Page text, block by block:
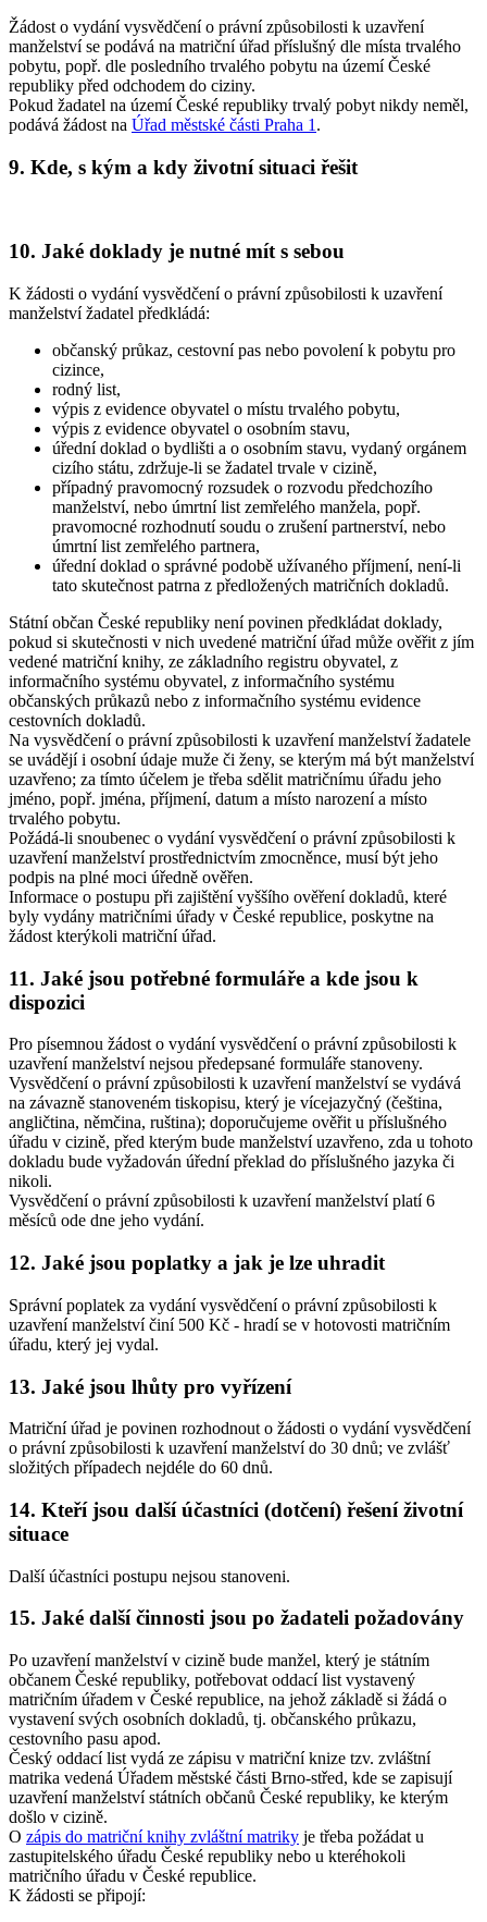
Žádost o vydání vysvědčení o právní způsobilosti k uzavření
manželství se podává na matriční úřad příslušný dle místa trvalého
pobytu, popř. dle posledního trvalého pobytu na území České
republiky před odchodem do ciziny.
Pokud žadatel na území České republiky trvalý pobyt nikdy neměl,
podává žádost na Úřad městské části Praha 1 .
9. Kde, s kým a kdy životní situaci řešit
10. Jaké doklady je nutné mít s sebou
K žádosti o vydání vysvědčení o právní způsobilosti k uzavření
manželství žadatel předkládá:
občanský průkaz, cestovní pas nebo povolení k pobytu pro
cizince,
rodný list,
výpis z evidence obyvatel o místu trvalého pobytu,
výpis z evidence obyvatel o osobním stavu,
úřední doklad o bydlišti a o osobním stavu, vydaný orgánem
cizího státu, zdržuje-li se žadatel trvale v cizině,
případný pravomocný rozsudek o rozvodu předchozího
manželství, nebo úmrtní list zemřelého manžela, popř.
pravomocné rozhodnutí soudu o zrušení partnerství, nebo
úmrtní list zemřelého partnera,
úřední doklad o správné podobě užívaného příjmení, není-li
tato skutečnost patrna z předložených matričních dokladů.
Státní občan České republiky není povinen předkládat doklady,
pokud si skutečnosti v nich uvedené matriční úřad může ověřit z jím
vedené matriční knihy, ze základního registru obyvatel, z
informačního systému obyvatel, z informačního systému
občanských průkazů nebo z informačního systému evidence
cestovních dokladů.
Na vysvědčení o právní způsobilosti k uzavření manželství žadatele
se uvádějí i osobní údaje muže či ženy, se kterým má být manželství
uzavřeno; za tímto účelem je třeba sdělit matričnímu úřadu jeho
jméno, popř. jména, příjmení, datum a místo narození a místo
trvalého pobytu.
Požádá-li snoubenec o vydání vysvědčení o právní způsobilosti k
uzavření manželství prostřednictvím zmocněnce, musí být jeho
podpis na plné moci úředně ověřen.
Informace o postupu při zajištění vyššího ověření dokladů, které
byly vydány matričními úřady v České republice, poskytne na
žádost kterýkoli matriční úřad.
11. Jaké jsou potřebné formuláře a kde jsou k
dispozici
Pro písemnou žádost o vydání vysvědčení o právní způsobilosti k
uzavření manželství nejsou předepsané formuláře stanoveny.
Vysvědčení o právní způsobilosti k uzavření manželství se vydává
na závazně stanoveném tiskopisu, který je vícejazyčný (čeština,
angličtina, němčina, ruština); doporučujeme ověřit u příslušného
úřadu v cizině, před kterým bude manželství uzavřeno, zda u tohoto
dokladu bude vyžadován úřední překlad do příslušného jazyka či
nikoli.
Vysvědčení o právní způsobilosti k uzavření manželství platí 6
měsíců ode dne jeho vydání.
12. Jaké jsou poplatky a jak je lze uhradit
Správní poplatek za vydání vysvědčení o právní způsobilosti k
uzavření manželství činí 500 Kč - hradí se v hotovosti matričním
úřadu, který jej vydal.
13. Jaké jsou lhůty pro vyřízení
Matriční úřad je povinen rozhodnout o žádosti o vydání vysvědčení
o právní způsobilosti k uzavření manželství do 30 dnů; ve zvlášť
složitých případech nejdéle do 60 dnů.
14. Kteří jsou další účastníci (dotčení) řešení životní
situace
Další účastníci postupu nejsou stanoveni.
15. Jaké další činnosti jsou po žadateli požadovány
Po uzavření manželství v cizině bude manžel, který je státním
občanem České republiky, potřebovat oddací list vystavený
matričním úřadem v České republice, na jehož základě si žádá o
vystavení svých osobních dokladů, tj. občanského průkazu,
cestovního pasu apod.
Český oddací list vydá ze zápisu v matriční knize tzv. zvláštní
matrika vedená Úřadem městské části Brno-střed, kde se zapisují
uzavření manželství státních občanů České republiky, ke kterým
došlo v cizině.
O zápis do matriční knihy zvláštní matriky je třeba požádat u
zastupitelského úřadu České republiky nebo u kteréhokoli
matričního úřadu v České republice.
K žádosti se připojí: